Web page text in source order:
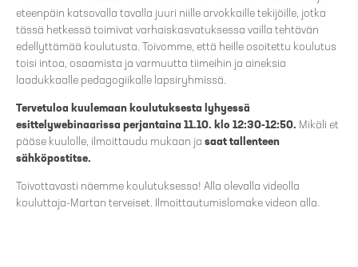
eteenpäin katsovalla tavalla juuri niille arvokkaille tekijöille, jotka
tässä hetkessä toimivat varhaiskasvatuksessa vailla tehtävän
edellyttämää koulutusta. Toivomme, että heille osoitettu koulutus
toisi intoa, osaamista ja varmuutta tiimeihin ja aineksia
laadukkaalle pedagogiikalle lapsiryhmissä.
Tervetuloa kuulemaan koulutuksesta lyhyessä
esittelywebinaarissa perjantaina 11.10. klo 12:30-12:50. Mikäli et
pääse kuulolle, ilmoittaudu mukaan ja saat tallenteen
sähköpostitse.
Toivottavasti näemme koulutuksessa! Alla olevalla videolla
kouluttaja-Martan terveiset. Ilmoittautumislomake videon alla.